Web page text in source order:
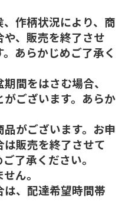
作柄状況により、商
、販売を終了させ
あらかじめご了承く
間をはさむ場合、
ございます。あらか
がございます。お申
販売を終了させて
了承ください。
ん。
、配達希望時間帯